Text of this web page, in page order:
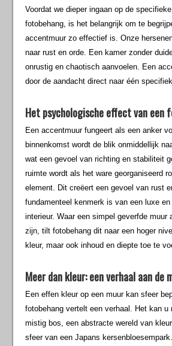
Voordat we dieper ingaan op de
fotobehang, is het belangrijk om te
accentmuur zo effectief is. Onze
naar rust en orde. Een kamer zonder
onrustig en chaotisch aanvoelen. Een
door de aandacht direct naar één
Het psychologische effect van een
Een accentmuur fungeert als een anker
binnenkomst wordt de blik onmiddellijk
wat een gevoel van richting en stabiliteit
ruimte wordt als het ware georganiseerd
element. Dit creëert een gevoel van rust
fundamenteel kenmerk is van een luxe
interieur. Waar een simpel geverfde muur
zijn, tilt fotobehang dit naar een hoger
kleur, maar ook inhoud en diepte toe te
Meer dan kleur: een verhaal aan de
Een effen kleur op een muur kan sfeer
fotobehang vertelt een verhaal. Het kan u
mistig bos, een abstracte wereld van
sfeer van een Japans